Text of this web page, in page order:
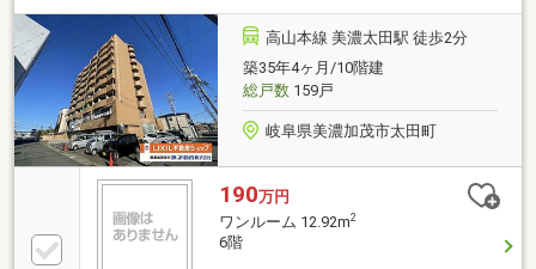
高山本線 美濃太田駅 徒歩2分
築35年4ヶ月/10階建
総戸数159戸
岐阜県美濃加茂市太田町
190万円
ワンルーム 12.92m2
6階